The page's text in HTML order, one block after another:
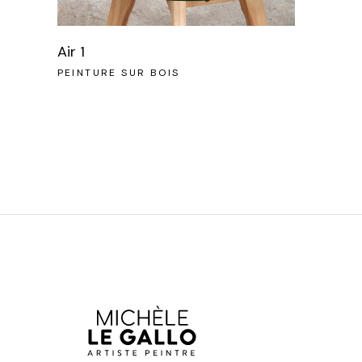
Air 1
PEINTURE SUR BOIS